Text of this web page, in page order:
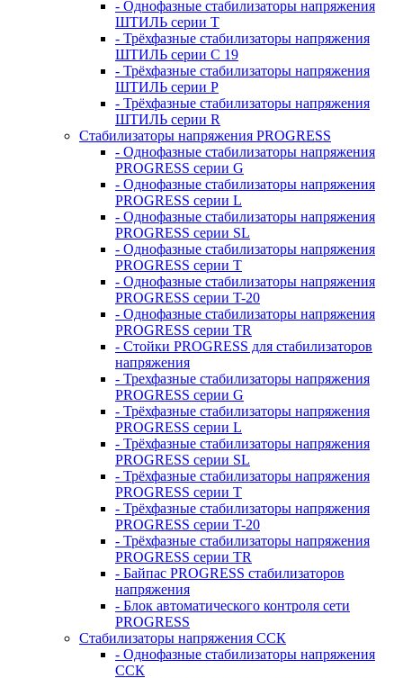
- Однофазные стабилизаторы напряжения
ШТИЛЬ серии T
- Трёхфазные стабилизаторы напряжения
ШТИЛЬ серии C 19
- Трёхфазные стабилизаторы напряжения
ШТИЛЬ серии P
- Трёхфазные стабилизаторы напряжения
ШТИЛЬ серии R
Стабилизаторы напряжения PROGRESS
- Однофазные стабилизаторы напряжения
PROGRESS серии G
- Однофазные стабилизаторы напряжения
PROGRESS серии L
- Однофазные стабилизаторы напряжения
PROGRESS серии SL
- Однофазные стабилизаторы напряжения
PROGRESS серии T
- Однофазные стабилизаторы напряжения
PROGRESS серии T-20
- Однофазные стабилизаторы напряжения
PROGRESS серии TR
- Стойки PROGRESS для стабилизаторов
напряжения
- Трехфазные стабилизаторы напряжения
PROGRESS серии G
- Трёхфазные стабилизаторы напряжения
PROGRESS серии L
- Трёхфазные стабилизаторы напряжения
PROGRESS серии SL
- Трёхфазные стабилизаторы напряжения
PROGRESS серии T
- Трёхфазные стабилизаторы напряжения
PROGRESS серии T-20
- Трёхфазные стабилизаторы напряжения
PROGRESS серии TR
- Байпас PROGRESS стабилизаторов
напряжения
- Блок автоматического контроля сети
PROGRESS
Стабилизаторы напряжения ССК
- Однофазные стабилизаторы напряжения
ССК